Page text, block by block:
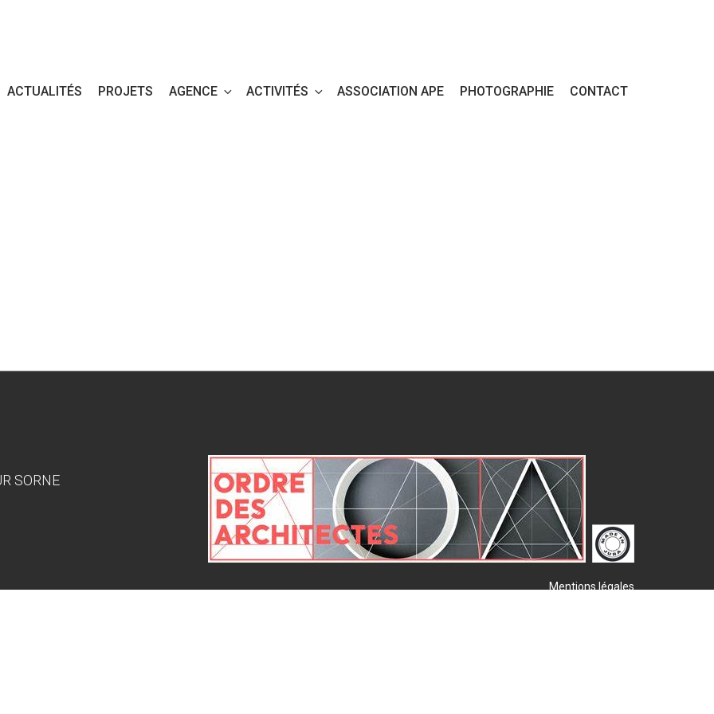
ACTUALITÉS PROJETS AGENCE ACTIVITÉS ASSOCIATION APE PHOTOGRAPHIE CONTACT
SORNE
Mentions légales